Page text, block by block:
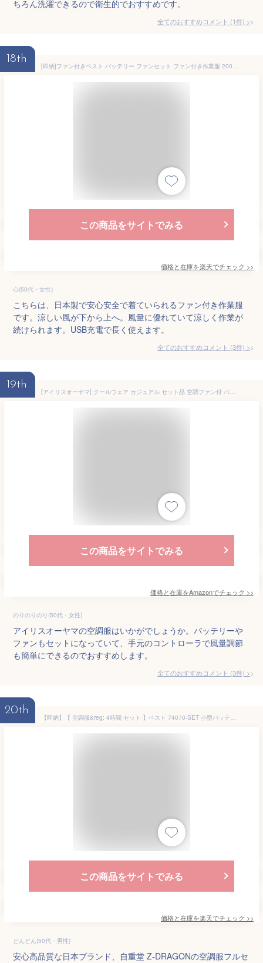
ちろん洗濯できるので衛生的でおすすめです。
全てのおすすめコメント (1件) >
18th
[即納]ファン付きベスト バッテリー ファンセット ファン付き作業服 20000mahバッテリー付き 日本製ブラシレスモーター 静音 大風量 UPF50+ UVカット エアコン服 働く ワークウェア 屋内用 倉庫 道路 釣り 熱中症対策 USB給電 男女兼用 作業着 夏用 薄型 夏 安全服 送料無料
この商品をサイトでみる
価格と在庫を楽天でチェック >>
心(50代・女性)
こちらは、日本製で安心安全で着ていられるファン付き作業服
です。涼しい風が下から上へ。風量に優れていて涼しく作業が
続けられます。USB充電で長く使えます。
全てのおすすめコメント (3件) >
19th
[アイリスオーヤマ] クールウェア カジュアル セット品 空調ファン付 バッテリー付 半袖 ブルー(フード付き) L
この商品をサイトでみる
価格と在庫をAmazonでチェック >>
のりのりのり(50代・女性)
アイリスオーヤマの空調服はいかがでしょうか。バッテリーや
ファンもセットになっていて、手元のコントローラで風量調節
も簡単にできるのでおすすめします。
全てのおすすめコメント (3件) >
20th
【即納】【 空調服&reg; 4時間 セット 】ベスト 74070-SET 小型バッテリー アダプター ファン付きZ-DRAGON ジィードラゴン 自重堂 Jichodo 空調ベスト 空調作業服 [返品・交換不可] [迷彩柄 カモフラージュ]
この商品をサイトでみる
価格と在庫を楽天でチェック >>
どんどん(50代・男性)
安心高品質な日本ブランド、自重堂 Z-DRAGONの空調服フルセ